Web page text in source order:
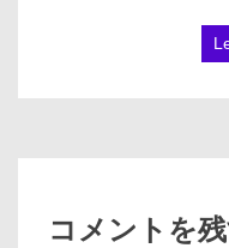
コメントを